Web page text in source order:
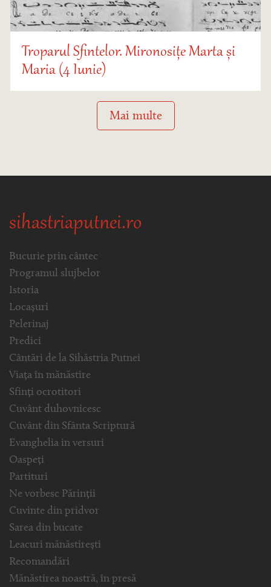
Troparul Sfintelor. Mironosițe Marta și
Maria (4 Iunie)
Mai multe
sihastriaputnei.ro
Bucurie prin cântec
Programul slujbelor
Istoria
Locașuri
Pelerinaj
Predici
Cântări de la Sihăstria Putnei
Viața în mănăstire
Sfinți ocrotitori
Cuvânt duhovnicesc
Cuvânt din Sfânta Scriptură
Evanghelia in versuri
Oaspeți
Partituri
Ne vorbesc Părinții
Cuvinte din pridvor
Sarea din bucate
Leacuri mănăstirești
Recomandări
Mănăstirea noastră, în presă